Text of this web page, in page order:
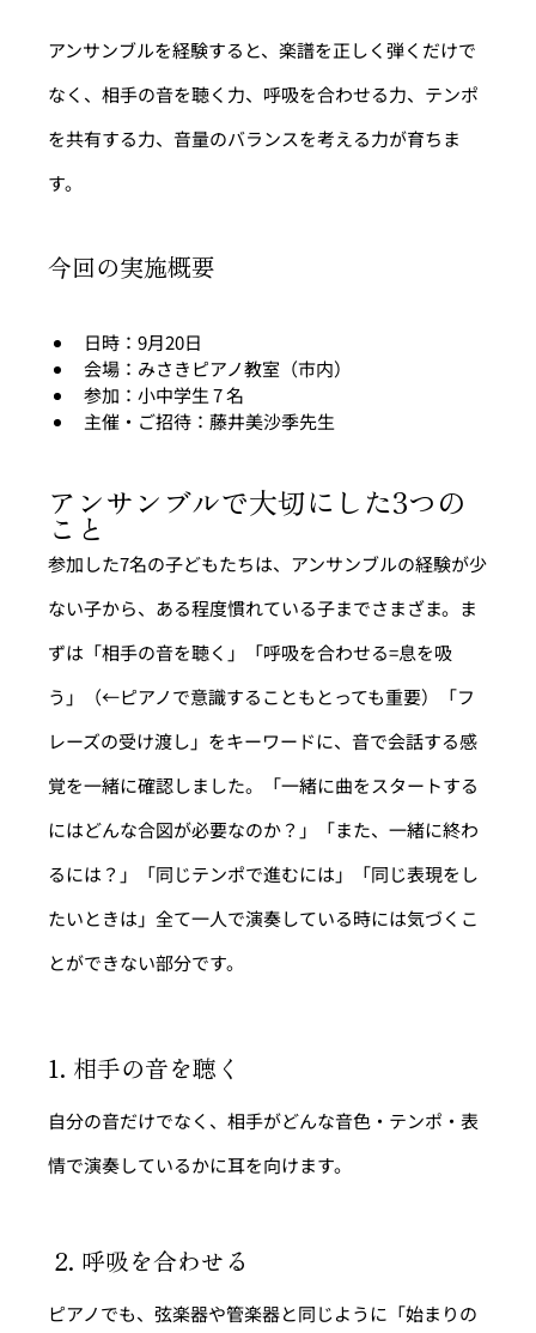
アンサンブルを経験すると、楽譜を正しく弾くだけで
なく、相手の音を聴く力、呼吸を合わせる力、テンポ
を共有する力、音量のバランスを考える力が育ちま
す。
今回の実施概要
日時：9月20日
会場：みさきピアノ教室（市内）
参加：小中学生 7 名
主催・ご招待：藤井美沙季先生
アンサンブルで大切にした3つの
こと
参加した7名の子どもたちは、アンサンブルの経験が少
ない子から、ある程度慣れている子までさまざま。ま
ずは「相手の音を聴く」「呼吸を合わせる=息を吸
う」（←ピアノで意識することもとっても重要）「フ
レーズの受け渡し」をキーワードに、音で会話する感
覚を一緒に確認しました。「一緒に曲をスタートする
にはどんな合図が必要なのか？」「また、一緒に終わ
るには？」「同じテンポで進むには」「同じ表現をし
たいときは」全て一人で演奏している時には気づくこ
とができない部分です。
1. 相手の音を聴く
自分の音だけでなく、相手がどんな音色・テンポ・表
情で演奏しているかに耳を向けます。
2. 呼吸を合わせる
ピアノでも、弦楽器や管楽器と同じように「始まりの